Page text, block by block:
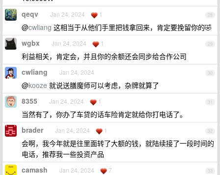
28
qeqv Jan 24, 2024 1
@cwliang 这相当于从他们手里把钱拿回来，肯定要挽留你的🤣
29
wgbx Jan 24, 2024 1
利益相关，肯定会，并且你的余额还会同步给合作公司
30
cwliang Jan 24, 2024
@kooze 就说送膳魔师可以考虑，杂牌就算了
31
8355 Jan 24, 2024 1
当然有了，你办了车贷的话车险肯定就给你打电话了。
32
brader Jan 24, 2024 1
会啊，我今年就是往里面转了大额的钱，就陆续接了一段时间的
电话，推荐我一些投资产品
33
camash Jan 24, 2024 7